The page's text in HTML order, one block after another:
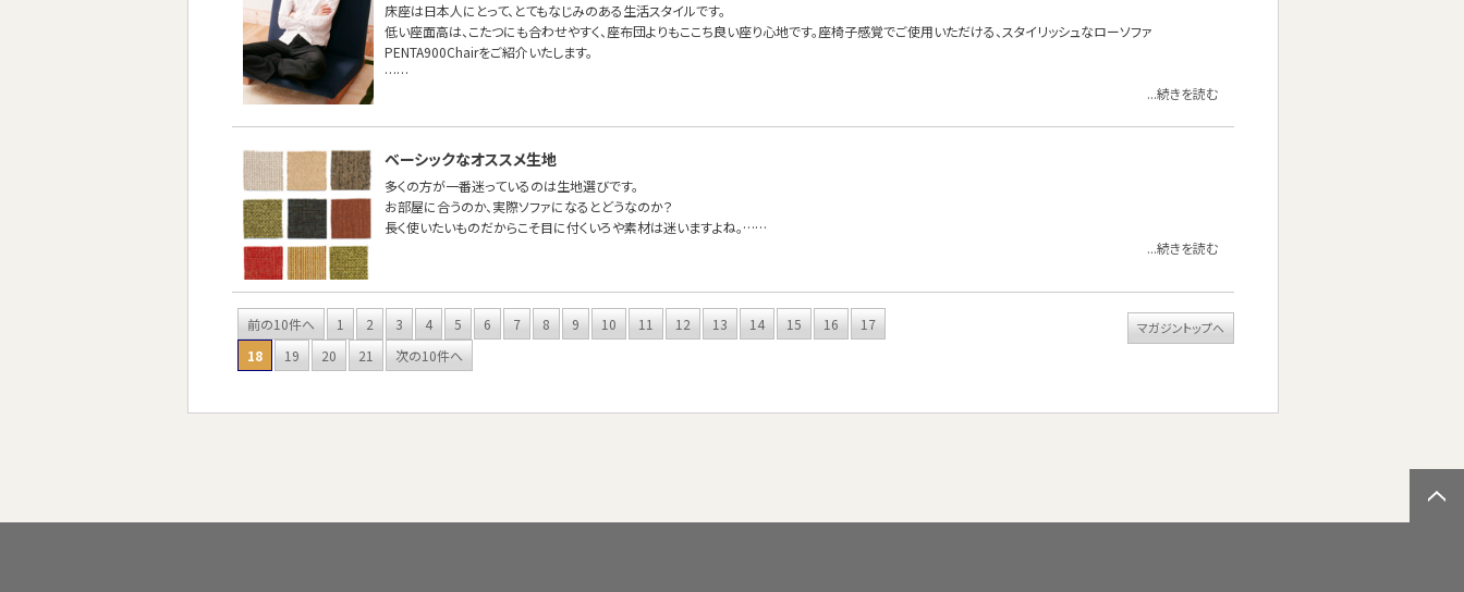
床座は日本人にとって、とてもなじみのある生活スタイルです。
低い座面高は、こたつにも合わせやすく、座布団よりもここち良い座り心地です。座椅子感覚でご使用いただける、スタイリッシュなローソファ
PENTA900Chairをご紹介いたします。
……
...続きを読む
ベーシックなオススメ生地
多くの方が一番迷っているのは生地選びです。
お部屋に合うのか、実際ソファになるとどうなのか？
長く使いたいものだからこそ目に付くいろや素材は迷いますよね。……
...続きを読む
前の10件へ 1 2 3 4 5 6 7 8 9 10 11 12 13 14 15 16
17
18
19 20 21 次の10件へ
マガジントップへ